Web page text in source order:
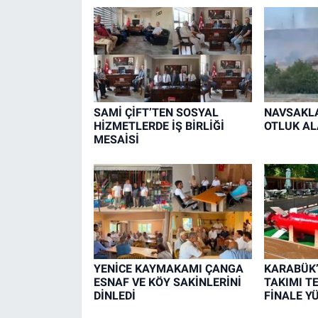
SAMİ ÇİFT’TEN SOSYAL
HİZMETLERDE İŞ BİRLİĞİ
MESAİSİ
OTLUK
YENİCE KAYMAKAMI ÇANGA
ESNAF VE KÖY SAKİNLERİNİ
DİNLEDİ
TAKIMI
FİNALE